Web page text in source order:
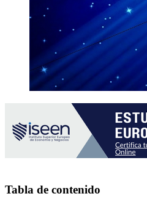
Tabla de contenido